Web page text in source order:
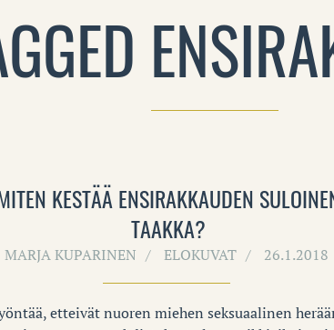
KESTÄÄ ENSIRAKKAUDEN
TAAKKA?
MARJA KUPARINEN ELOKUVAT 26.1.2018
etteivät nuoren miehen seksuaalinen